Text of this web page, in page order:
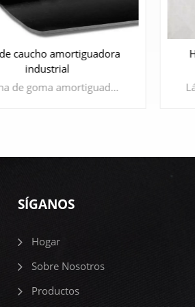
de goma amortiguadora
industrial al por mayor
Lámina de goma amortiguadora son el conocido caucho de alto rendimiento que tiene excelente resistencia al calor, resistencia a la oxidación, resistencia al aceite, resistencia a la corrosión y resistencia al envejecimiento atmosférico. Ha sido ampliamente utilizado en la industria aeroespacial, aviación, automóviles, petróleo y electrodomésticos y otros campos.
SÍGANOS
Hogar
Sobre Nosotros
Productos